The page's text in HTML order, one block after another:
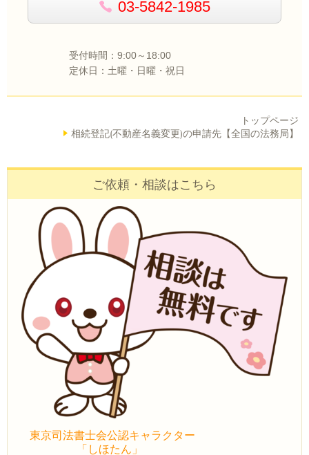
03-5842-1985
受付時間：9:00～18:00
定休日：土曜・日曜・祝日
トップページ
相続登記(不動産名義変更)の申請先【全国の法務局】
ご依頼・相談はこちら
東京司法書士会公認キャラクター
「しほたん」